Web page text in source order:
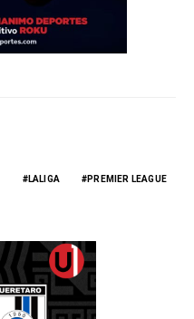
LALIGA PREMIER LEAGUE